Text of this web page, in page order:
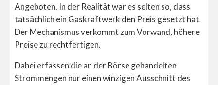
Angeboten. In der Realität war es selten so, dass
tatsächlich ein Gaskraftwerk den Preis gesetzt hat.
Der Mechanismus verkommt zum Vorwand, höhere
Preise zu rechtfertigen.
Dabei erfassen die an der Börse gehandelten
Strommengen nur einen winzigen Ausschnitt des